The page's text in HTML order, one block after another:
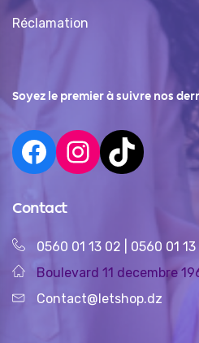
Réclamation
Soyez le premier à suivre nos
Contact
0560 01 13 02 0560 01
Boulevard 11 decembre
Contact@letshop.dz